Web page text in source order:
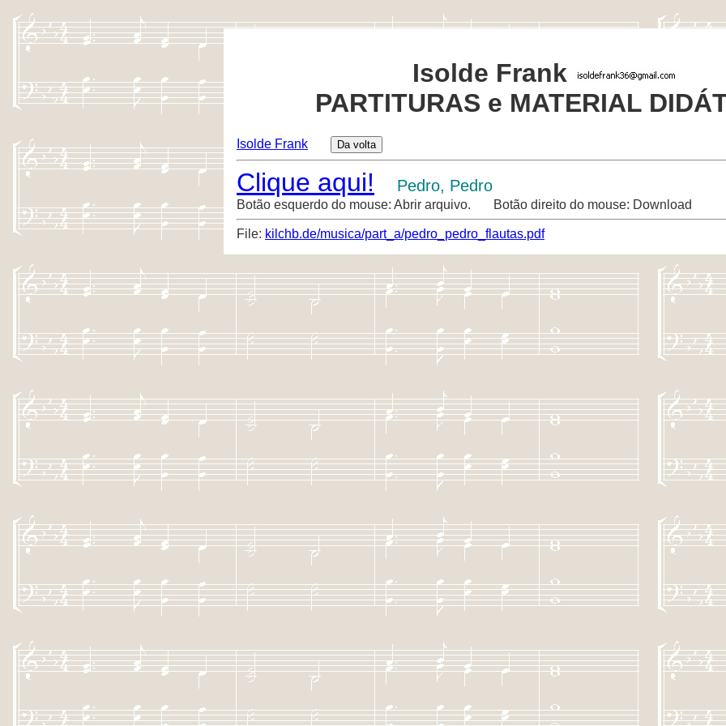
Isolde Frank
PARTITURAS e MATERIAL
Isolde Frank
Clique aqui! Pedro, Pedro
Botão esquerdo do mouse: Abrir arquivo. Botão direito do mouse: Download
File: kilchb.de/musica/part_a/pedro_pedro_flautas.pdf